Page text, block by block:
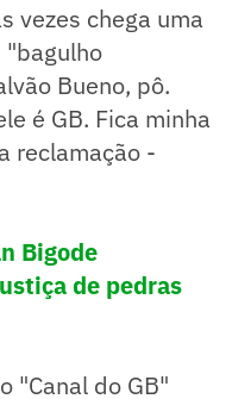
vezes chega uma
"bagulho
Bueno, pô.
é GB. Fica minha
reclamação -
Bigode
de pedras
"Canal do GB"